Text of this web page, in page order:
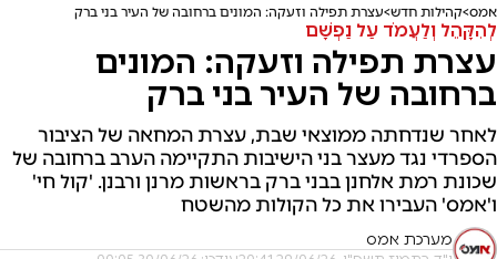
אמס קהילות חדש עצרת תפילה וזעקה: המונים ברחובה של העיר בני ברק
לְהִקָּהֵל וְלַעֲמֹד עַל נַפְשָׁם
עצרת תפילה וזעקה: המונים
ברחובה של העיר בני ברק
לאחר שנדחתה ממוצאי שבת, עצרת המחאה של הציבור
הספרדי נגד מעצר בני הישיבות התקיימה הערב ברחובה של
שכונת רמת אלחנן בבני ברק בראשות מרנן ורבנן. 'קול חי'
ו'אמס' העבירו את כל הקולות מהשטח
מערכת אמס